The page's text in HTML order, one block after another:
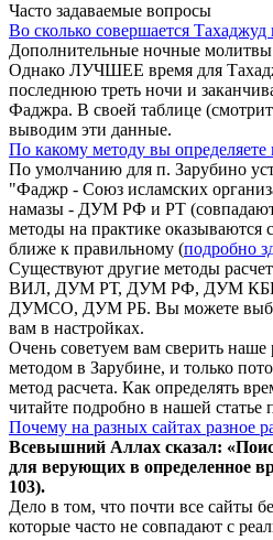
Часто задаваемые вопросы
Во сколько совершается
Дополнительные ночные
Однако ЛУЧШЕЕ время для
последнюю треть ночи и
Фаджра. В своей таблице
выводим эти данные.
По какому методу вы определяете
По умолчанию для п. Зарубино
"Фаджр - Союз исламских
намазы - ДУМ РФ и РТ
методы на практике
ближе к правильному (подробно
Существуют другие методы
ВИЛ, ДУМ РТ, ДУМ РФ, ДУМ
ДУМСО, ДУМ РБ. Вы можете
вам в настройках.
Очень советуем вам сверить
методом в Зарубине, и только
метод расчета. Как определять
читайте подробно в нашей статье
Почему на разных сайтах разное
Всевышний Аллах сказал:
для верующих в определенное
103).
Дело в том, что почти все сайты
которые часто не совпадают с